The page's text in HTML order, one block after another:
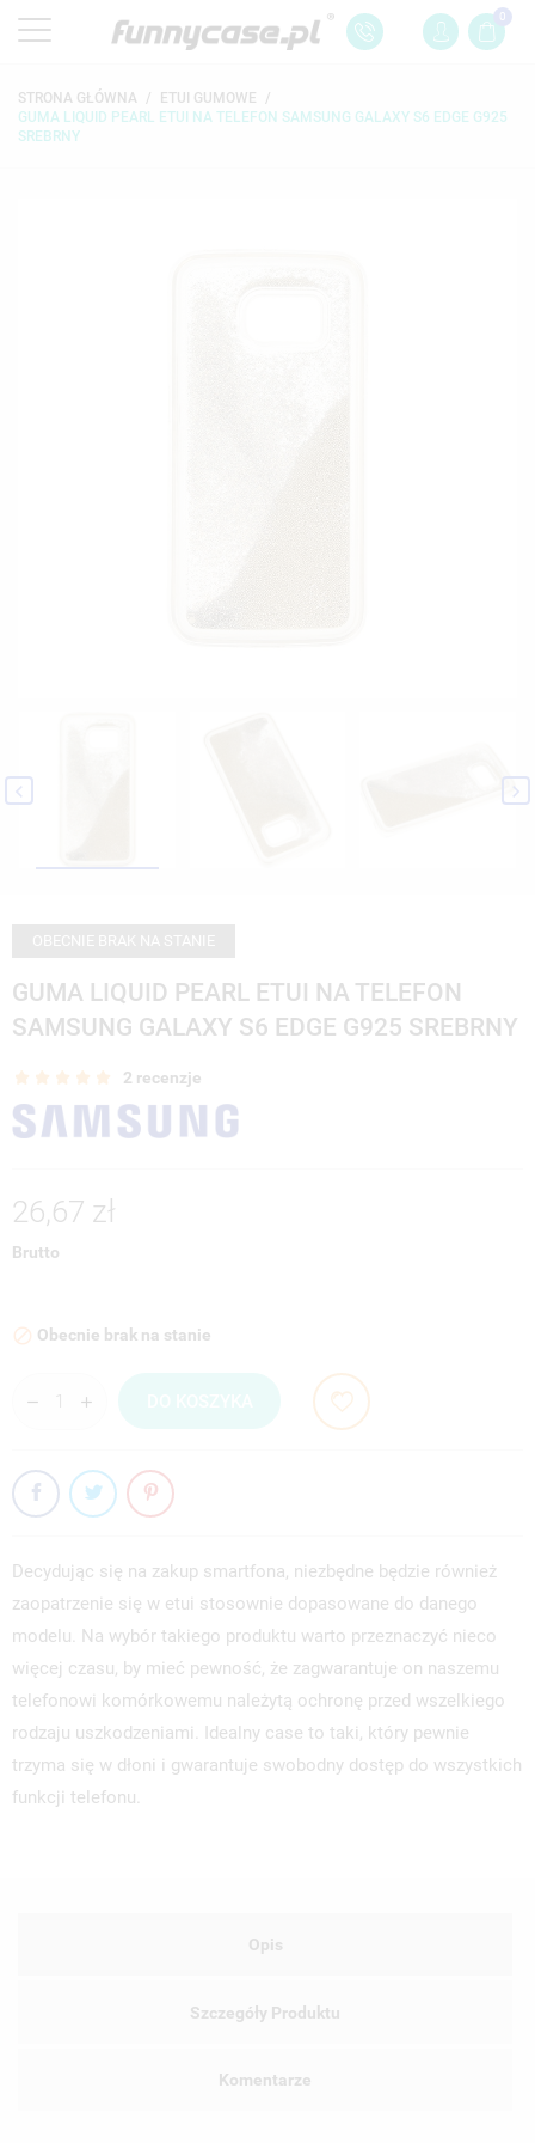
0
STRONA GŁÓWNA
ETUI GUMOWE
GUMA LIQUID PEARL ETUI NA TELEFON SAMSUNG GALAXY S6 EDGE G925
SREBRNY
 
GUMA LIQUID PEARL ETUI NA TELEFON
SAMSUNG GALAXY S6 EDGE G925 SREBRNY
2 recenzje
26,67 zł
Brutto
 Obecnie brak na stanie
Decydując się na zakup smartfona, niezbędne będzie również
zaopatrzenie się w etui stosownie dopasowane do danego
modelu. Na wybór takiego produktu warto przeznaczyć nieco
więcej czasu, by mieć pewność, że zagwarantuje on naszemu
telefonowi komórkowemu należytą ochronę przed wszelkiego
rodzaju uszkodzeniami. Idealny case to taki, który pewnie
trzyma się w dłoni i gwarantuje swobodny dostęp do wszystkich
funkcji telefonu.
Opis
Szczegóły Produktu
Komentarze